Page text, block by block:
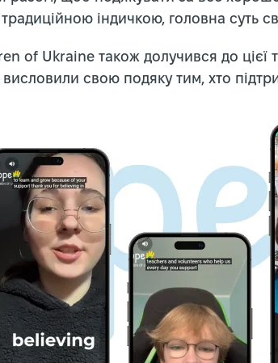
традиційною індичкою, головна суть
of Ukraine також долучився до цієї
висловили свою подяку тим, хто